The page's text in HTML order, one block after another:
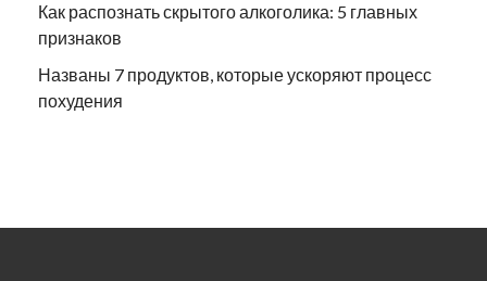
Как распознать скрытого алкоголика: 5 главных
признаков
Названы 7 продуктов, которые ускоряют процесс
похудения